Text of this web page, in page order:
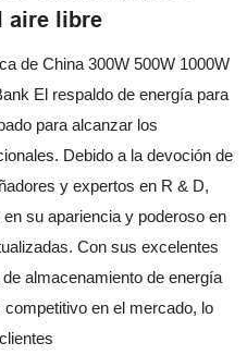
aire libre
de China 300W 500W 1000W
El respaldo de energía para
para alcanzar los
Debido a la devoción de
y expertos en R & D,
su apariencia y poderoso en
Con sus excelentes
almacenamiento de energía
en el mercado, lo